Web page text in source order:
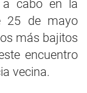
a cabo en la
25 de mayo
más bajitos
encuentro
vecina.